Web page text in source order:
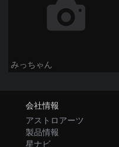
みっちゃん
会社情報
アストロアーツ
製品情報
星ナビ